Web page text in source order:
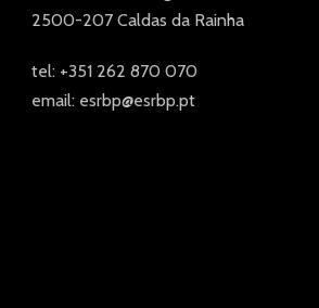
2500-207 Caldas da Rainha
tel: +351 262 870 070
email: esrbp@esrbp.pt